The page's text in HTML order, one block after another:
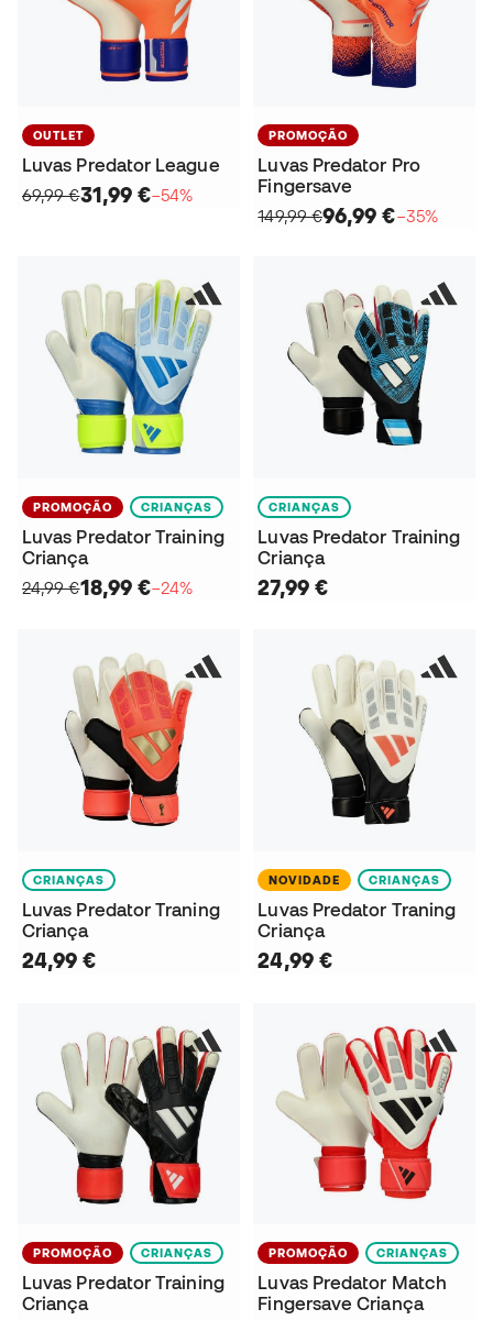
OUTLET
Luvas Predator League
69,99 €31,99 €−54%
PROMOÇÃO
Luvas Predator Pro
Fingersave
149,99 €96,99 €−35%
PROMOÇÃO CRIANÇAS
Luvas Predator Training
Criança
24,99 €18,99 €−24%
CRIANÇAS
Luvas Predator Training
Criança
27,99 €
CRIANÇAS
Luvas Predator Traning
Criança
24,99 €
NOVIDADE CRIANÇAS
Luvas Predator Traning
Criança
24,99 €
PROMOÇÃO CRIANÇAS
Luvas Predator Training
Criança
PROMOÇÃO CRIANÇAS
Luvas Predator Match
Fingersave Criança